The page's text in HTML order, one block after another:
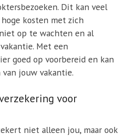
Dit kan veel
kosten met zich
op te wachten en al
Met een
goed op voorbereid en kan
jouw vakantie.
voor
niet alleen jou, maar ook